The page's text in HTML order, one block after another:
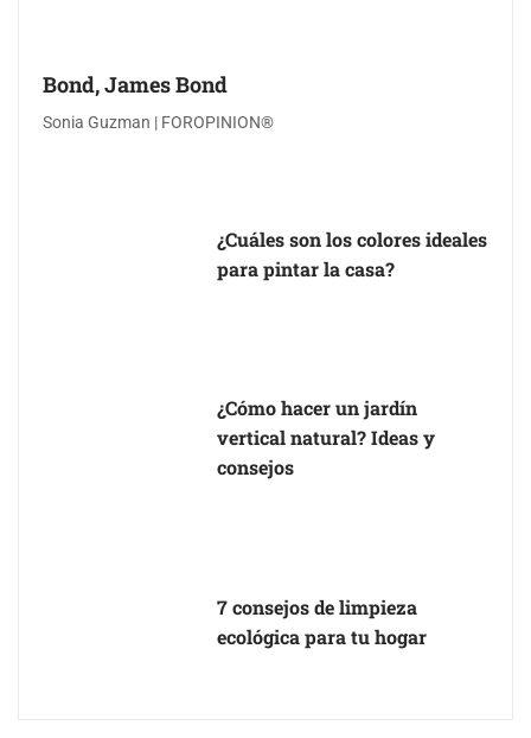
Bond, James Bond
Sonia Guzman | FOROPINION®
¿Cuáles son los colores ideales
para pintar la casa?
¿Cómo hacer un jardín
vertical natural? Ideas y
consejos
7 consejos de limpieza
ecológica para tu hogar